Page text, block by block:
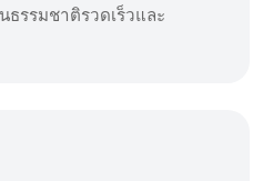
ธรรมชาติรวดเร็วและ